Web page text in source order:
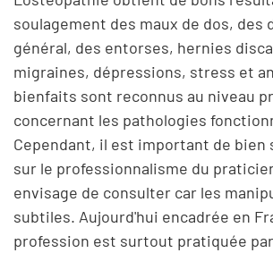
soulagement des maux de dos, des
général, des entorses, hernies
migraines, dépressions, stress et
bienfaits sont reconnus au niveau
concernant les pathologies
Cependant, il est important de bien
sur le professionnalisme du
envisage de consulter car les
subtiles. Aujourd'hui encadrée en
profession est surtout pratiquée